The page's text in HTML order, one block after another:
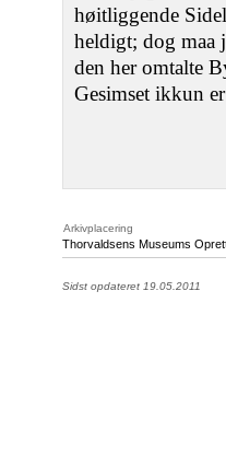
høitliggende
heldigt; dog maa
den her omtalte
Gesimset ikkun
Arkivplacering
Thorvaldsens Museums
Sidst opdateret 19.05.2011